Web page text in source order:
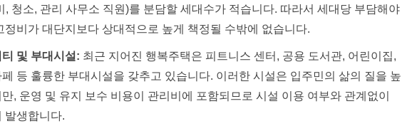
, 청소, 관리 사무소 직원)를 분담할 세대수가 적습니다. 따라서 세대당 부담해야
정비가 대단지보다 상대적으로 높게 책정될 수밖에 없습니다.
및 부대시설: 최근 지어진 행복주택은 피트니스 센터, 공용 도서관, 어린이집,
등 훌륭한 부대시설을 갖추고 있습니다. 이러한 시설은 입주민의 삶의 질을 높
, 운영 및 유지 보수 비용이 관리비에 포함되므로 시설 이용 여부와 관계없이
발생합니다.